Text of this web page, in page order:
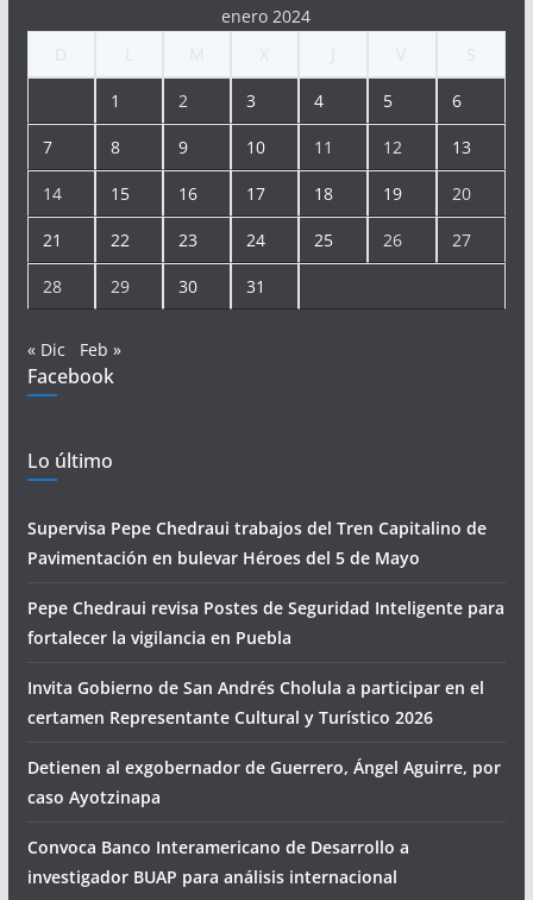
enero 2024
1 2 3 4 5 6
7 8 9 10 11 12 13
14 15 16 17 18 19 20
21 22 23 24 25 26 27
28 29 30 31
« Dic Feb »
Facebook
Lo último
Supervisa Pepe Chedraui trabajos del Tren Capitalino de
Pavimentación en bulevar Héroes del 5 de Mayo
Pepe Chedraui revisa Postes de Seguridad Inteligente para
fortalecer la vigilancia en Puebla
Invita Gobierno de San Andrés Cholula a participar en el
certamen Representante Cultural y Turístico 2026
Detienen al exgobernador de Guerrero, Ángel Aguirre, por
caso Ayotzinapa
Convoca Banco Interamericano de Desarrollo a
investigador BUAP para análisis internacional